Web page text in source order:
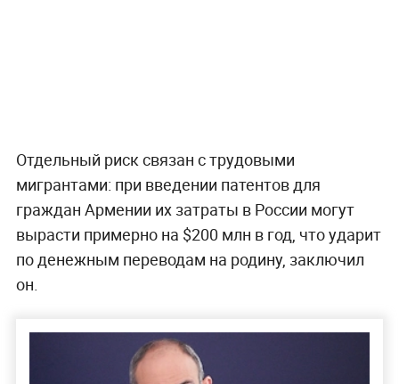
Отдельный риск связан с трудовыми
мигрантами: при введении патентов для
граждан Армении их затраты в России могут
вырасти примерно на $200 млн в год, что ударит
по денежным переводам на родину, заключил
он.